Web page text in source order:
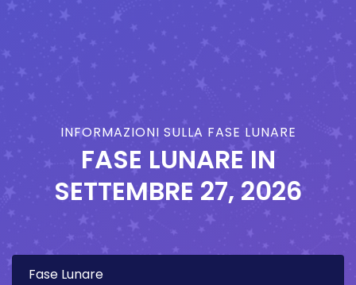
INFORMAZIONI SULLA FASE LUNARE
FASE LUNARE IN
SETTEMBRE 27, 2026
Fase Lunare